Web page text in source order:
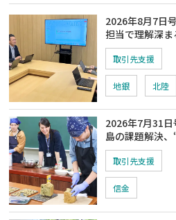
2026年8月7日
担当で理解深
取引先支援
地銀 北陸
2026年7月31
島の課題解決
取引先支援
信金